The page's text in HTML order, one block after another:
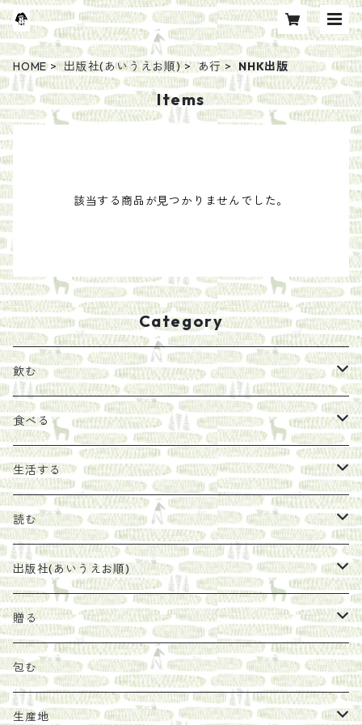
HOME 出版社(あいうえお順) あ行 NHK出版
Items
該当する商品が見つかりませんでした。
Category
飲む
お茶
エキス
珈琲豆
太山寺珈琲焙煎室
食べる
ジャム
うめぼし
塩
オリーブオイル
その他
マスコバド糖
生活する
エコラップ
石けん
ヘチマたわし
陶器
馬目隆宏
絵
読む
刊行から時間が経ったけれど、長く売り続けたい一冊
贈り物に勧めたい絵本
紀伊半島ブックマルシェ関連本
らくだ舎出帆室の参考本など
出版社(あいうえお順)
らくだ舎出帆室
リトルプレス
mario books
海外出版社
贈る
包装
ギフトセット
包む
生産地